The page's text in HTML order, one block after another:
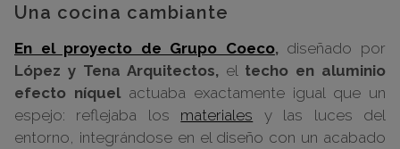
Una cocina cambiante
En el proyecto de Grupo Coeco,diseñado por
López y Tena Arquitectos, el techo en aluminio
efecto níquelactuaba exactamente igual que un
espejo: reflejaba los materiales y las luces del
entorno, integrándose en el diseño con un acabado